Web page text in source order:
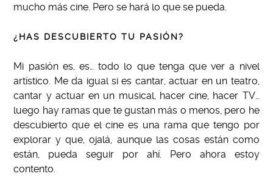
mucho más cine. Pero se hará lo que se pueda.
¿HAS DESCUBIERTO TU PASIÓN?
Mi pasión es, es… todo lo que tenga que ver a nivel
artístico. Me da igual si es cantar, actuar en un teatro,
cantar y actuar en un musical, hacer cine, hacer TV…
luego hay ramas que te gustan más o menos, pero he
descubierto que el cine es una rama que tengo por
explorar y que, ojalá, aunque las cosas están como
están, pueda seguir por ahí. Pero ahora estoy
contento.